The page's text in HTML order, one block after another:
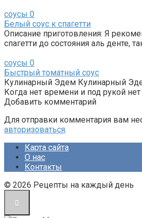
соусы 0
Белый соус к спагетти
Описание приготовления: Я
спагетти до состояния аль денте,
соусы 0
Быстрый томатный соус
Кулинарный Эдем Кулинарный
Когда нет времени и под рукой
Добавить комментарий
Для отправки комментария вам
авторизоваться.
Карта сайта
О нас
Контакты
© 2026 Рецепты на каждый день